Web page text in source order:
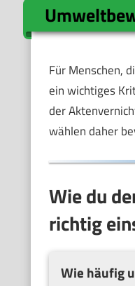
Für Menschen,
ein wichtiges
der
wählen daher
Wie du
richtig
Wie häufig